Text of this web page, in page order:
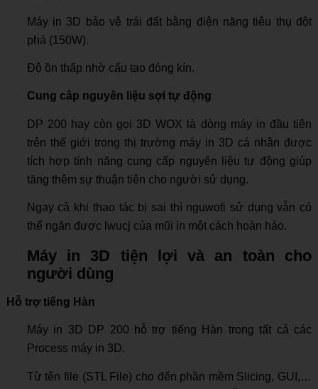
Máy in 3D bảo vệ trái đất bằng điện năng tiêu thụ đột
phá (150W).
Độ ồn thấp nhờ cấu tạo đóng kín.
Cung câp nguyên liệu sợi tự động
DP 200 hay còn gọi 3D WOX là dòng máy in đầu tiên
trên thế giới trong thị trường máy in 3D cá nhân được
tích hợp tính năng cung cấp nguyên liệu tự động giúp
tăng thêm sự thuận tiên cho người sử dụng.
Ngay cả khi thao tác bị sai thì nguwofi sử dụng vẫn có
thể ngăn được lwucj của mũi in một cách hoàn hảo.
Máy in 3D tiện lợi và an toàn cho
người dùng
Hỗ trợ tiếng Hàn
Máy in 3D DP 200 hỗ trợ tiếng Hàn trong tất cả các
Process máy in 3D.
Từ tên file (STL File) cho đến phần mềm Slicing, GUI,…